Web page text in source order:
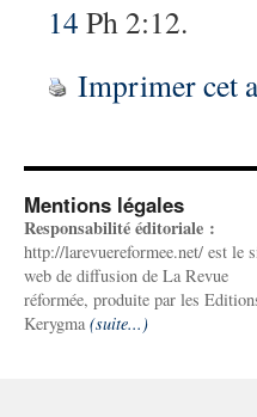
14 Ph 2:12.
Imprimer cet
Mentions légales
Responsabilité éditoriale :
http://larevuereformee.net/ est le
web de diffusion de La Revue
réformée, produite par les
Kerygma (suite...)